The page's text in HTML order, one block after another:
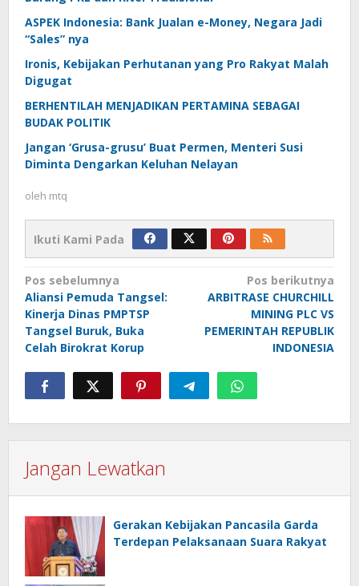
ASPEK Indonesia: Bank Jualan e-Money, Negara Jadi
“Sales” nya
Ironis, Kebijakan Perhutanan yang Pro Rakyat Malah
Digugat
BERHENTILAH MENJADIKAN PERTAMINA SEBAGAI
BUDAK POLITIK
Jangan ‘Grusa-grusu’ Buat Permen, Menteri Susi
Diminta Dengarkan Keluhan Nelayan
oleh mtq
Ikuti Kami Pada
Navigasi
pos
Pos sebelumnya
Aliansi Pemuda Tangsel:
Kinerja Dinas PMPTSP
Tangsel Buruk, Buka
Celah Birokrat Korup
Pos berikutnya
ARBITRASE CHURCHILL
MINING PLC VS
PEMERINTAH REPUBLIK
INDONESIA
Jangan Lewatkan
Gerakan Kebijakan Pancasila Garda
Terdepan Pelaksanaan Suara Rakyat